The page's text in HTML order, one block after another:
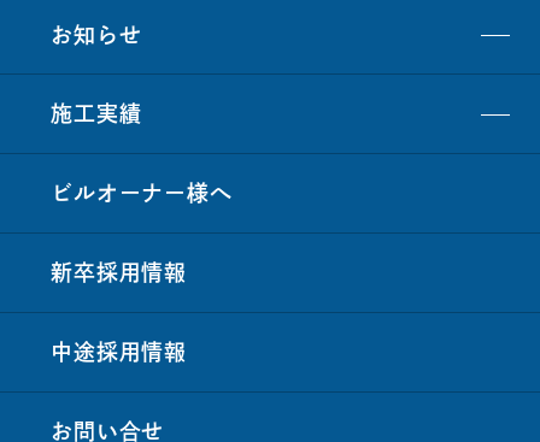
お知らせ
施工実績
ビルオーナー様へ
新卒採用情報
中途採用情報
お問い合せ